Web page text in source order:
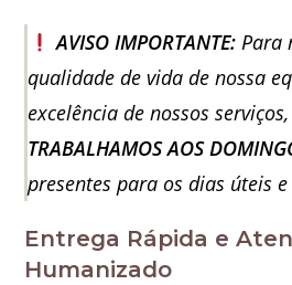
AVISO IMPORTANTE:Para
qualidade de vida de nossa
excelência de nossos
TRABALHAMOS AOS
presentes para os dias úteis
Entrega Rápida e
Humanizado